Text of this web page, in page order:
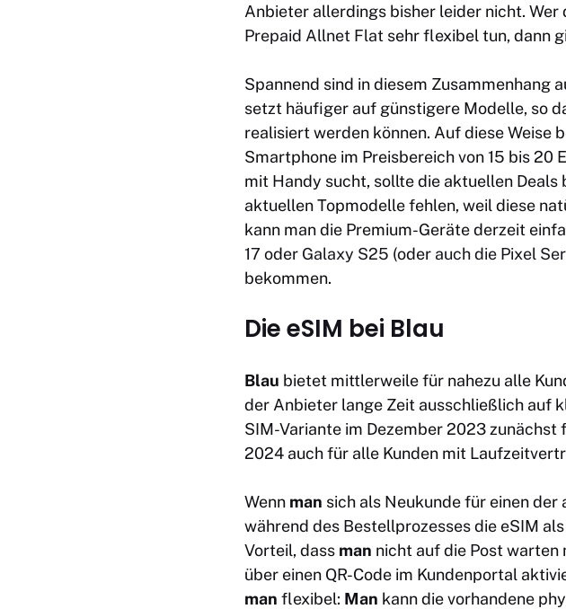
Anbieter allerdings bisher leider nicht.
Prepaid Allnet Flat sehr flexibel tun, dann
Spannend sind in diesem Zusammenhang
setzt häufiger auf günstigere Modelle, so
realisiert werden können. Auf diese Weise
Smartphone im Preisbereich von 15 bis 20
mit Handy sucht, sollte die aktuellen
aktuellen Topmodelle fehlen, weil diese
kann man die Premium-Geräte derzeit
17 oder Galaxy S25 (oder auch die Pixel
bekommen.
Die eSIM bei Blau
Blau bietet mittlerweile für nahezu alle
der Anbieter lange Zeit ausschließlich auf
SIM-Variante im Dezember 2023
2024 auch für alle Kunden mit
Wenn man sich als Neukunde für einen
während des Bestellprozesses die eSIM
Vorteil, dass man nicht auf die Post
über einen QR-Code im Kundenportal
man flexibel: Man kann die vorhandene